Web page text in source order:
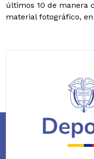
últimos 10 de manera
material fotográfico,